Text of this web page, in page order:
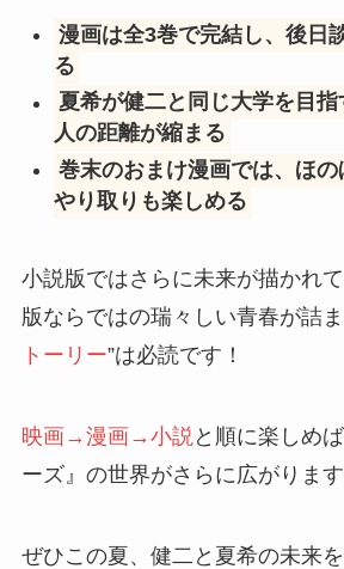
漫画は全3巻で完結し、後日
る
夏希が健二と同じ大学を目
人の距離が縮まる
巻末のおまけ漫画では、ほ
やり取りも楽しめる
小説版ではさらに未来が描かれ
版ならではの瑞々しい青春が詰
トーリー”は必読です！
映画→漫画→小説 と順に楽しめ
ーズ』の世界がさらに広がります
ぜひこの夏、健二と夏希の未来